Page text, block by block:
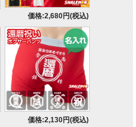
価格:2,680円(税込)
価格:2,130円(税込)